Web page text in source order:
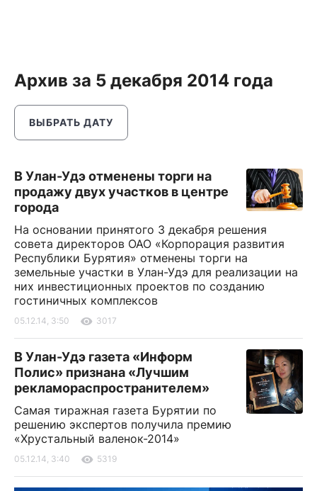
Архив за 5 декабря 2014 года
ВЫБРАТЬ ДАТУ
В Улан-Удэ отменены торги на
продажу двух участков в центре
города
На основании принятого 3 декабря решения
совета директоров ОАО «Корпорация развития
Республики Бурятия» отменены торги на
земельные участки в Улан-Удэ для реализации на
них инвестиционных проектов по созданию
гостиничных комплексов
05.12.14, 3:50 3017
В Улан-Удэ газета «Информ
Полис» признана «Лучшим
рекламораспространителем»
Самая тиражная газета Бурятии по
решению экспертов получила премию
«Хрустальный валенок-2014»
05.12.14, 3:40 5319